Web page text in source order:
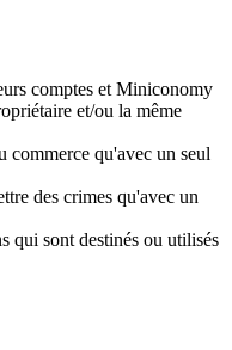
comptes et Miniconomy
et/ou la même
commerce qu'avec un seul
des crimes qu'avec un
qui sont destinés ou utilisés